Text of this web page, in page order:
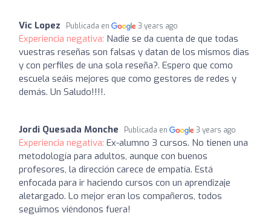
Vic Lopez Publicada en 3 years ago
Experiencia negativa: Nadie se da cuenta de que todas
vuestras reseñas son falsas y datan de los mismos dias
y con perfiles de una sola reseña?. Espero que como
escuela seáis mejores que como gestores de redes y
demás. Un Saludo!!!!.
Jordi Quesada Monche Publicada en 3 years ago
Experiencia negativa: Ex-alumno 3 cursos. No tienen una
metodología para adultos, aunque con buenos
profesores, la dirección carece de empatía. Está
enfocada para ir haciendo cursos con un aprendizaje
aletargado. Lo mejor eran los compañeros, todos
seguimos viéndonos fuera!